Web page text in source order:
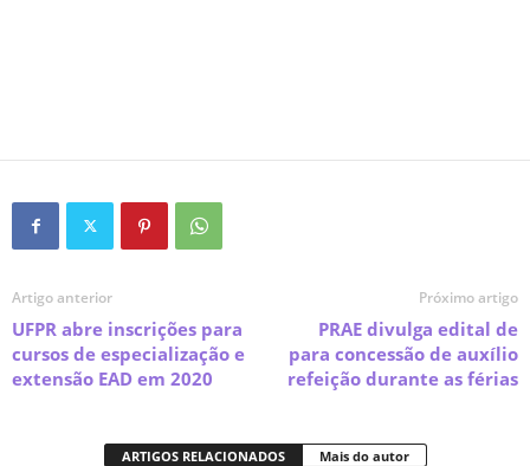
Artigo anterior
UFPR abre inscrições para
cursos de especialização e
extensão EAD em 2020
Próximo artigo
PRAE divulga edital de
para concessão de auxílio
refeição durante as férias
ARTIGOS RELACIONADOS Mais do autor